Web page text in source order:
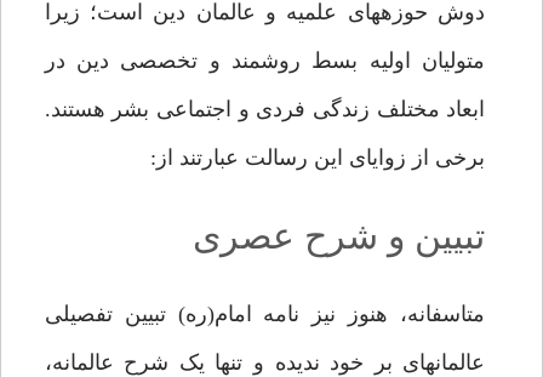
دوش حوزه­های علمیه و عالمان دین است؛ زیرا
متولیان اولیه بسط روشمند و تخصصی دین در
ابعاد مختلف زندگی فردی و اجتماعی بشر هستند.
برخی از زوایای این رسالت عبارتند از:
تبیین و شرح عصری
متاسفانه، هنوز نیز نامه امام(­ره) تبیین تفصیلی
عالمانه­ای بر خود ندیده و تنها یک شرح عالمانه،